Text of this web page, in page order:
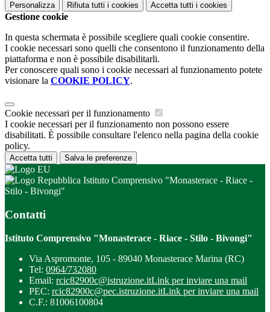
Personalizza Rifiuta tutti i cookies Accetta tutti i cookies
Gestione cookie
In questa schermata è possibile scegliere quali cookie consentire.
I cookie necessari sono quelli che consentono il funzionamento della
piattaforma e non è possibile disabilitarli.
Per conoscere quali sono i cookie necessari al funzionamento potete
visionare la COOKIE POLICY.
Cookie necessari per il funzionamento
I cookie necessari per il funzionamento non possono essere
disabilitati. È possibile consultare l'elenco nella pagina della cookie
policy.
Accetta tutti Salva le preferenze
Istituto Comprensivo "Monasterace - Riace -
Stilo - Bivongi"
Contatti
Istituto Comprensivo "Monasterace - Riace - Stilo - Bivongi"
Via Aspromonte, 105 - 89040 Monasterace Marina (RC)
Tel: 0964/732080
Email: rcic82900c@istruzione.itLink per inviare una mail
PEC: rcic82900c@pec.istruzione.itLink per inviare una mail
C.F.: 81006100804